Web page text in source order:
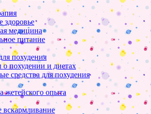
здоровье
медицина
питание
похудения
похудении и диетах
средства для похудения
жетейского опыта
вскармливание